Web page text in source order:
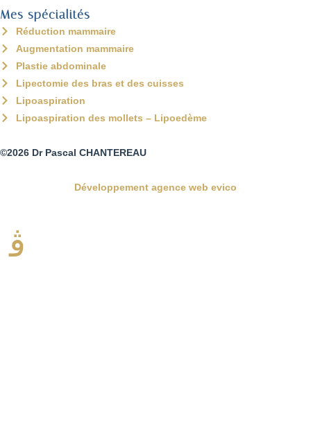
Mes spécialités
Réduction mammaire
Augmentation mammaire
Plastie abdominale
Lipectomie des bras et des cuisses
Lipoaspiration
Lipoaspiration des mollets – Lipoedème
©2026 Dr Pascal CHANTEREAU
Développement agence web evico